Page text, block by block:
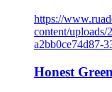
https://
content/
a2bb0ce74d87-
Honest